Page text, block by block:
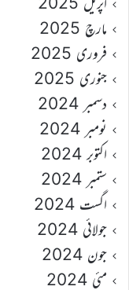
مارچ 2025
فروری 2025
جنوری 2025
دسمبر 2024
نومبر 2024
اکتوبر 2024
ستمبر 2024
اگست 2024
جولائی 2024
جون 2024
مئی 2024